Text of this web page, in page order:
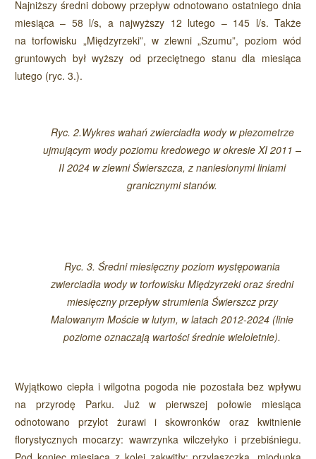
Najniższy średni dobowy przepływ odnotowano ostatniego dnia
miesiąca – 58 l/s, a najwyższy 12 lutego – 145 l/s. Także
na torfowisku „Międzyrzeki”, w zlewni „Szumu”, poziom wód
gruntowych był wyższy od przeciętnego stanu dla miesiąca
lutego (ryc. 3.).
Ryc. 2.Wykres wahań zwierciadła wody w piezometrze
ujmującym wody poziomu kredowego w okresie XI 2011 –
II 2024 w zlewni Świerszcza, z naniesionymi liniami
granicznymi stanów.
Ryc. 3. Średni miesięczny poziom występowania
zwierciadła wody w torfowisku Międzyrzeki oraz średni
miesięczny przepływ strumienia Świerszcz przy
Malowanym Moście w lutym, w latach 2012-2024 (linie
poziome oznaczają wartości średnie wieloletnie).
Wyjątkowo ciepła i wilgotna pogoda nie pozostała bez wpływu
na przyrodę Parku. Już w pierwszej połowie miesiąca
odnotowano przylot żurawi i skowronków oraz kwitnienie
florystycznych mocarzy: wawrzynka wilczełyko i przebiśniegu.